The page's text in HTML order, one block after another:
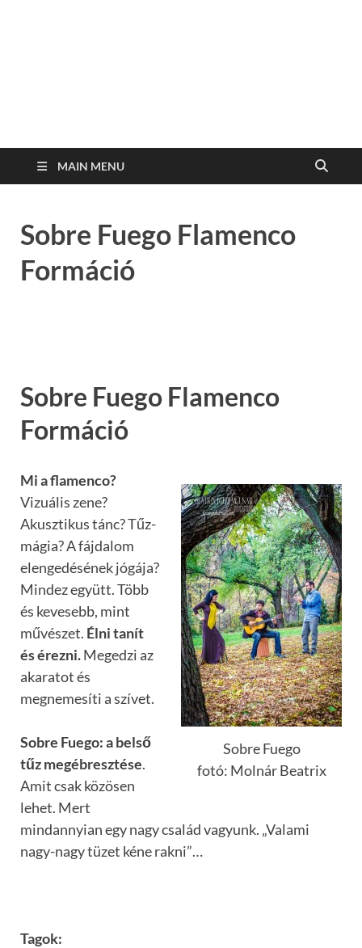
MAIN MENU
Sobre Fuego Flamenco
Formáció
Sobre Fuego Flamenco
Formáció
Sobre Fuego
fotó: Molnár Beatrix
Mi a flamenco?
Vizuális zene?
Akusztikus tánc? Tűz-
mágia? A fájdalom
elengedésének jógája?
Mindez együtt. Több
és kevesebb, mint
művészet. Élni tanít
és érezni.Megedzi az
akaratot és
megnemesíti a szívet.
Sobre Fuego: a belső
tűz megébresztése.
Amit csak közösen
lehet. Mert
mindannyian egy nagy család vagyunk. „Valami
nagy-nagy tüzet kéne rakni”…
Tagok: